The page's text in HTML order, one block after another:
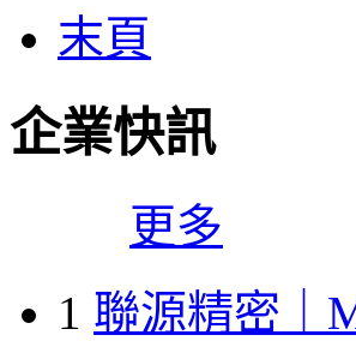
末頁
企業快訊
更多
1 聯源精密｜